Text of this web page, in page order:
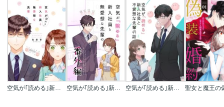
空気が｢読める｣新入社員と無愛想な先輩 空気が｢読める｣新入社員と無愛想な先輩の番外編【同人版】 空気が｢読める｣新入社員と不愛想な先輩の話【同人版】